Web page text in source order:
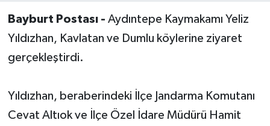
Bayburt Postası - Aydıntepe Kaymakamı Yeliz
Yıldızhan, Kavlatan ve Dumlu köylerine ziyaret
gerçekleştirdi.
Yıldızhan, beraberindeki İlçe Jandarma Komutanı
Cevat Altıok ve İlçe Özel İdare Müdürü Hamit